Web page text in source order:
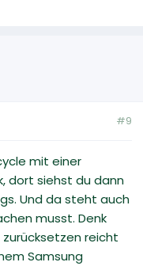
#9
mit einer
dort siehst du dann
Und da steht auch
musst. Denk
reicht
Samsung